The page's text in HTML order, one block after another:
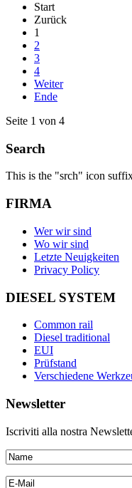
Start
Zurück
1
2
3
4
Weiter
Ende
Seite 1 von 4
Search
This is the "srch" icon
FIRMA
Wer wir sind
Wo wir sind
Letzte Neuigkeiten
Privacy Policy
DIESEL SYSTEM
Common rail
Diesel traditional
EUI
Prüfstand
Verschiedene
Newsletter
Iscriviti alla nostra